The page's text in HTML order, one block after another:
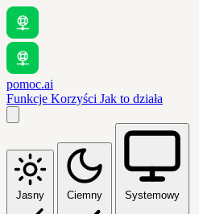
pomoc.ai
Funkcje Korzyści Jak to działa
Jasny Ciemny Systemowy